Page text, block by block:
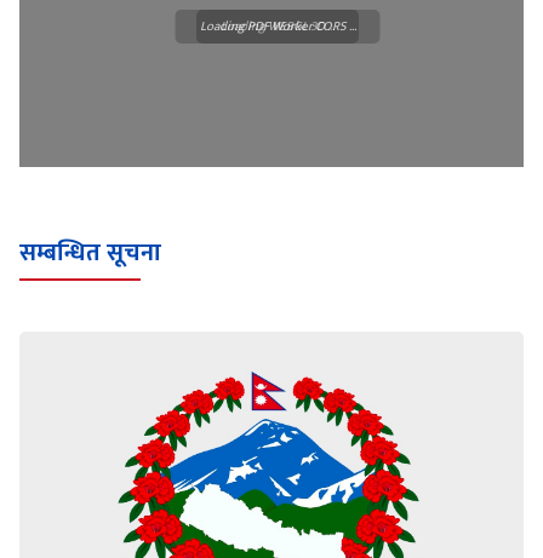
सम्बन्धित सूचना